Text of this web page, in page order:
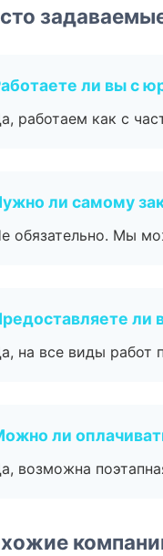
ли вы с
работаем как с
ли самому
обязательно. Мы
ли
на все виды работ
ли
возможна